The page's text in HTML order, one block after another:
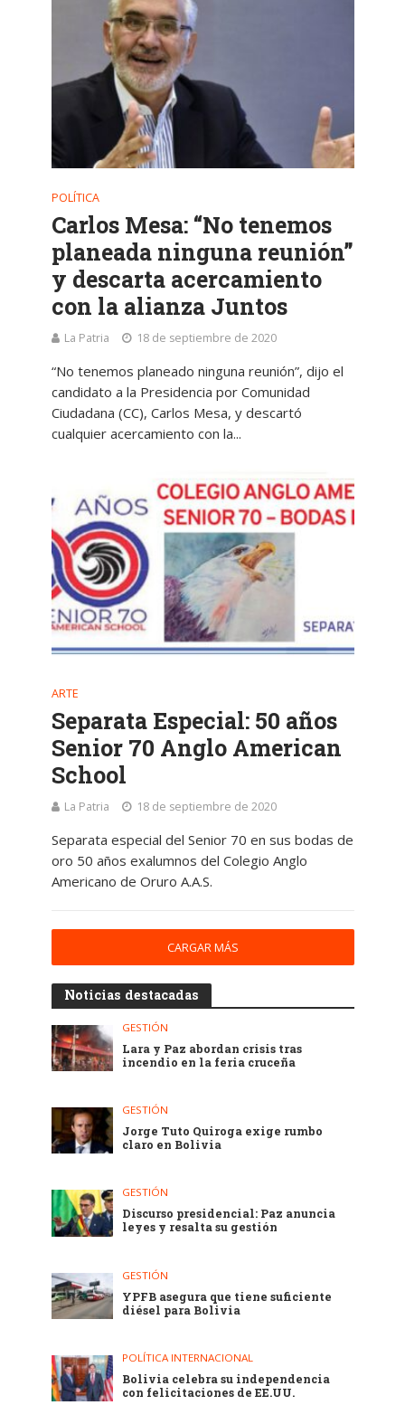
POLÍTICA
Carlos Mesa: “No tenemos
planeada ninguna reunión”
y descarta acercamiento
con la alianza Juntos
La Patria 18 de septiembre de 2020
“No tenemos planeado ninguna reunión”, dijo el
candidato a la Presidencia por Comunidad
Ciudadana (CC), Carlos Mesa, y descartó
cualquier acercamiento con la...
ARTE
Separata Especial: 50 años
Senior 70 Anglo American
School
La Patria 18 de septiembre de 2020
Separata especial del Senior 70 en sus bodas de
oro 50 años exalumnos del Colegio Anglo
Americano de Oruro A.A.S.
CARGAR MÁS
Noticias destacadas
GESTIÓN
Lara y Paz abordan crisis tras
incendio en la feria cruceña
GESTIÓN
Jorge Tuto Quiroga exige rumbo
claro en Bolivia
GESTIÓN
Discurso presidencial: Paz anuncia
leyes y resalta su gestión
GESTIÓN
YPFB asegura que tiene suficiente
diésel para Bolivia
POLÍTICA INTERNACIONAL
Bolivia celebra su independencia
con felicitaciones de EE.UU.